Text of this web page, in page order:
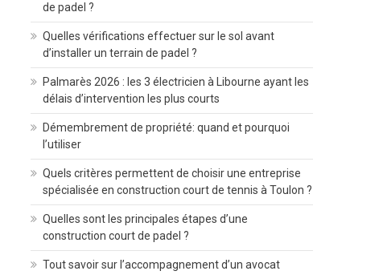
de padel ?
Quelles vérifications effectuer sur le sol avant
d’installer un terrain de padel ?
Palmarès 2026 : les 3 électricien à Libourne ayant les
délais d’intervention les plus courts
Démembrement de propriété: quand et pourquoi
l’utiliser
Quels critères permettent de choisir une entreprise
spécialisée en construction court de tennis à Toulon ?
Quelles sont les principales étapes d’une
construction court de padel ?
Tout savoir sur l’accompagnement d’un avocat